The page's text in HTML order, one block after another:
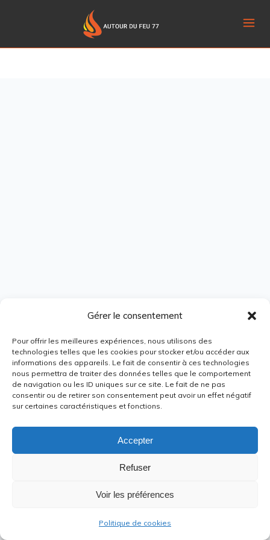
Gérer le consentement
Pour offrir les meilleures expériences, nous utilisons des
technologies telles que les cookies pour stocker et/ou accéder aux
informations des appareils. Le fait de consentir à ces technologies
nous permettra de traiter des données telles que le comportement
de navigation ou les ID uniques sur ce site. Le fait de ne pas
consentir ou de retirer son consentement peut avoir un effet négatif
sur certaines caractéristiques et fonctions.
Accepter
Refuser
Voir les préférences
Politique de cookies